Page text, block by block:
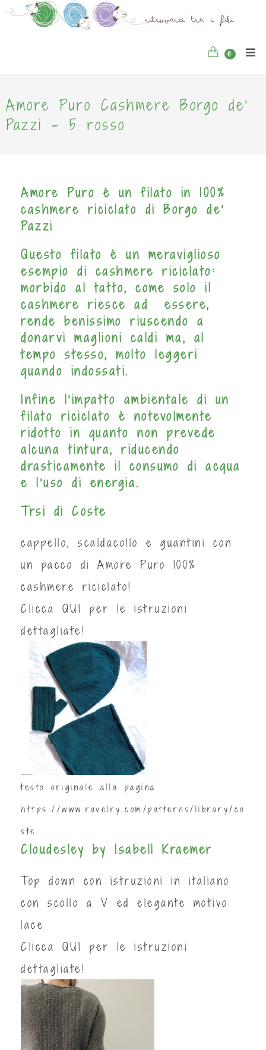
0
Amore Puro Cashmere Borgo de'
Pazzi - 5 rosso
Amore Puro è un filato in 100%
cashmere riciclato di Borgo de'
Pazzi
Questo filato è un meraviglioso
esempio di cashmere riciclato:
morbido al tatto, come solo il
cashmere riesce ad essere,
rende benissimo riuscendo a
donarvi maglioni caldi ma, al
tempo stesso, molto leggeri
quando indossati.
Infine l’impatto ambientale di un
filato riciclato è notevolmente
ridotto in quanto non prevede
alcuna tintura, riducendo
drasticamente il consumo di acqua
e l’uso di energia.
Trsi di Coste
cappello, scaldacollo e guantini con
un pacco di Amore Puro 100%
cashmere riciclato!
Clicca QUI
per le istruzioni
dettagliate!
testo originale alla pagina
https://www.ravelry.com/patterns/library/co
ste
Cloudesley by Isabell Kraemer
Top down con istruzioni in italiano
con scollo a V ed elegante motivo
lace
Clicca QUI
per le istruzioni
dettagliate!